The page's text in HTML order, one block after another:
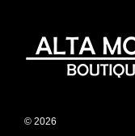
© 2026